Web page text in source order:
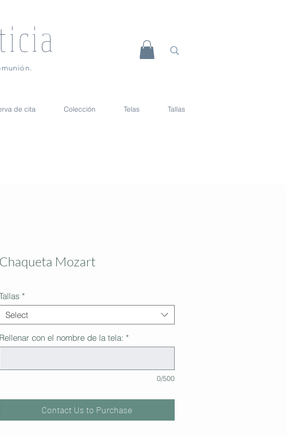
de cita Colección Telas Tallas
Chaqueta Mozart
*
Select
Rellenar con el nombre de la tela: *
0/500
Contact Us to Purchase